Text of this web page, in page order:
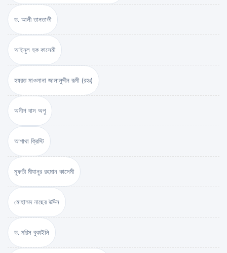
ড. আলী তানতাভী
আইনুল হক কাসেমী
হযরত মাওলানা জালালুদ্দীন রূমী (রহঃ)
অনীশ দাস অপু
আগাথা ক্রিস্টি
মুফতী মীযানুর রহমান কাসেমী
মোহাম্মদ নাছের উদ্দিন
ড. মরিস বুকাইলি